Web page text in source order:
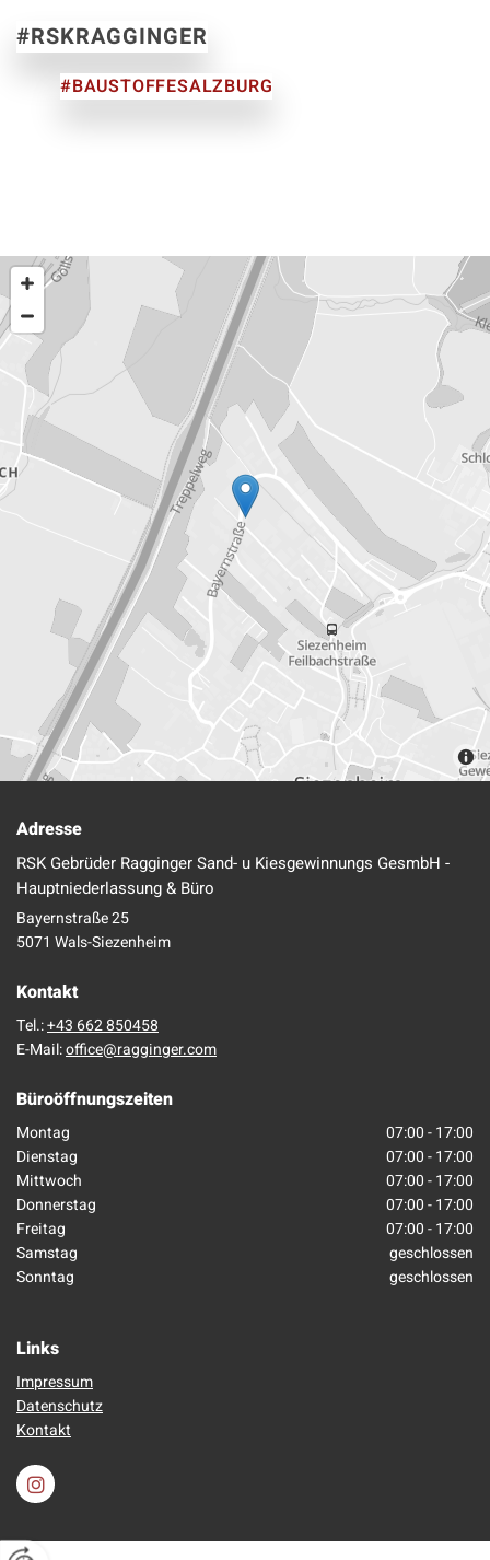
#RSKRAGGINGER
#BAUSTOFFESALZBURG
Adresse
RSK Gebrüder Ragginger Sand- u Kiesgewinnungs GesmbH -
Hauptniederlassung & Büro
Bayernstraße 25
5071 Wals-Siezenheim
Kontakt
Tel.:+43 662 850458
E-Mail:office@ragginger.com
Büroöffnungszeiten
Montag
07:00 - 17:00
Dienstag
07:00 - 17:00
Mittwoch
07:00 - 17:00
Donnerstag
07:00 - 17:00
Freitag
07:00 - 17:00
Samstag
geschlossen
Sonntag
geschlossen
Links
Impressum
Datenschutz
Kontakt